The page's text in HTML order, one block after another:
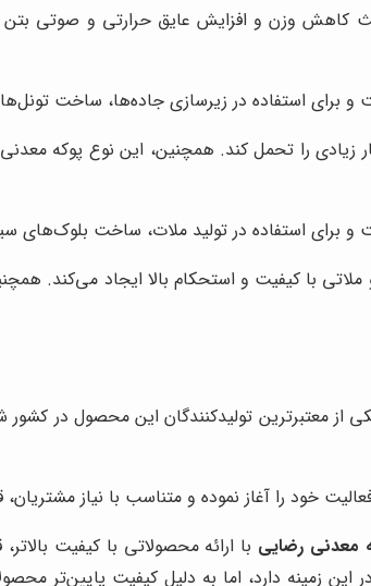
کاهش وزن و افزایش عایق حرارتی و صوتی
و برای استفاده در زیرسازی جاده‌ها، ساخت
زیادی را تحمل کند. همچنین، این نوع پوکه
و برای استفاده در تولید ملات، ساخت
با کیفیت و استحکام بالا ایجاد می‌کند.
از معتبرترین تولیدکنندگان این محصول در
خود را آغاز نموده و متناسب با نیاز
معدنی رضایی با ارائه محصولاتی با کیفیت
زمینه دارد، اما به دلیل کیفیت پایین‌تر